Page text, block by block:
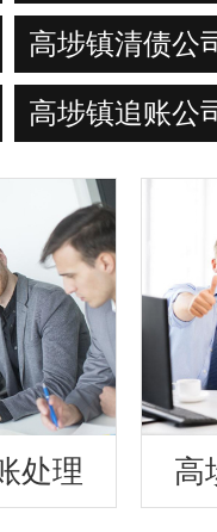
高埗镇清债公
高埗镇追账公
处理 高